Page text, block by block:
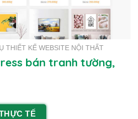
THIẾT KẾ WEBSITE NỘI THẤT
bán tranh tường,
TẾ